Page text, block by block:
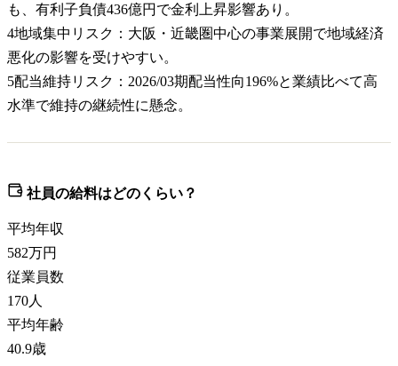
も、有利子負債436億円で金利上昇影響あり。
4地域集中リスク：大阪・近畿圏中心の事業展開で地域経済
悪化の影響を受けやすい。
5配当維持リスク：2026/03期配当性向196%と業績比べて高
水準で維持の継続性に懸念。
社員の給料はどのくらい？
平均年収
582万円
従業員数
170人
平均年齢
40.9歳